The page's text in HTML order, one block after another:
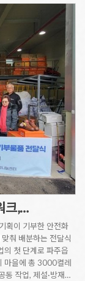
크,…
획이 기부한 안전화
춰 배분하는 전달식
의 첫 단계로 파주읍
마을에 총 3000켤레
동 작업, 제설·방재…